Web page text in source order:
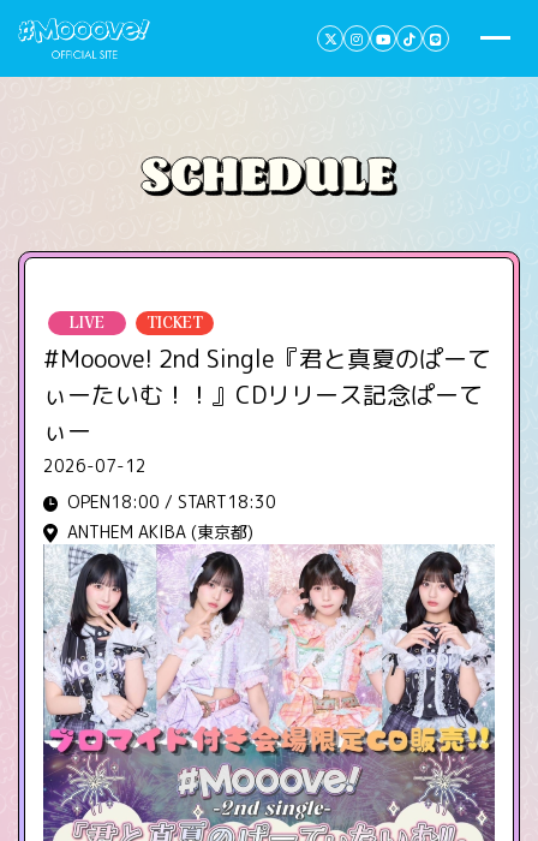
LIVE TICKET
#Mooove! 2nd Single『君と真夏のぱーて
ぃーたいむ！！』CDリリース記念ぱーて
ぃー
2026-07-12
OPEN18:00 / START18:30
ANTHEM AKIBA (東京都)